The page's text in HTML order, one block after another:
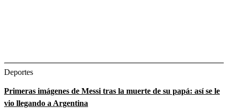
Deportes
Primeras imágenes de Messi tras la muerte de su papá: así se le
vio llegando a Argentina